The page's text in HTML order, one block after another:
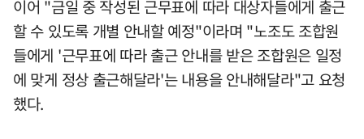
이어 "금일 중 작성된 근무표에 따라 대상자들에게 출근
할 수 있도록 개별 안내할 예정"이라며 "노조도 조합원
들에게 '근무표에 따라 출근 안내를 받은 조합원은 일정
에 맞게 정상 출근해달라'는 내용을 안내해달라"고 요청
했다.